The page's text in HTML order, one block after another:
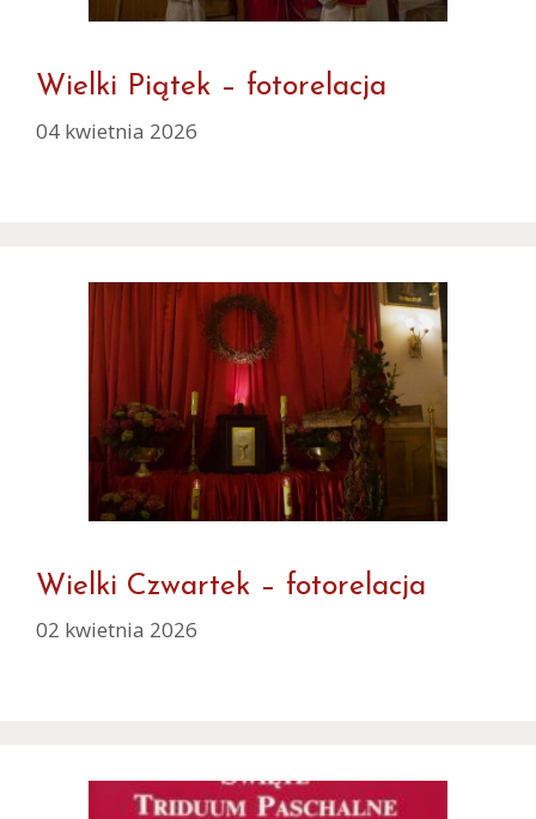
Wielki Piątek – fotorelacja
04 kwietnia 2026
Wielki Czwartek – fotorelacja
02 kwietnia 2026